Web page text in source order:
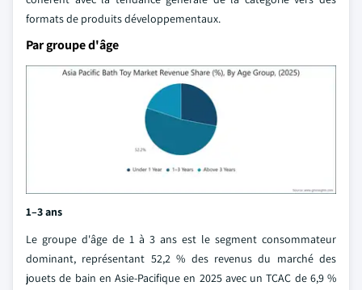
formats de produits développementaux.
Par groupe d'âge
1–3 ans
Le groupe d'âge de 1 à 3 ans est le segment consommateur
dominant, représentant 52,2 % des revenus du marché des
jouets de bain en Asie-Pacifique en 2025 avec un TCAC de 6,9 %